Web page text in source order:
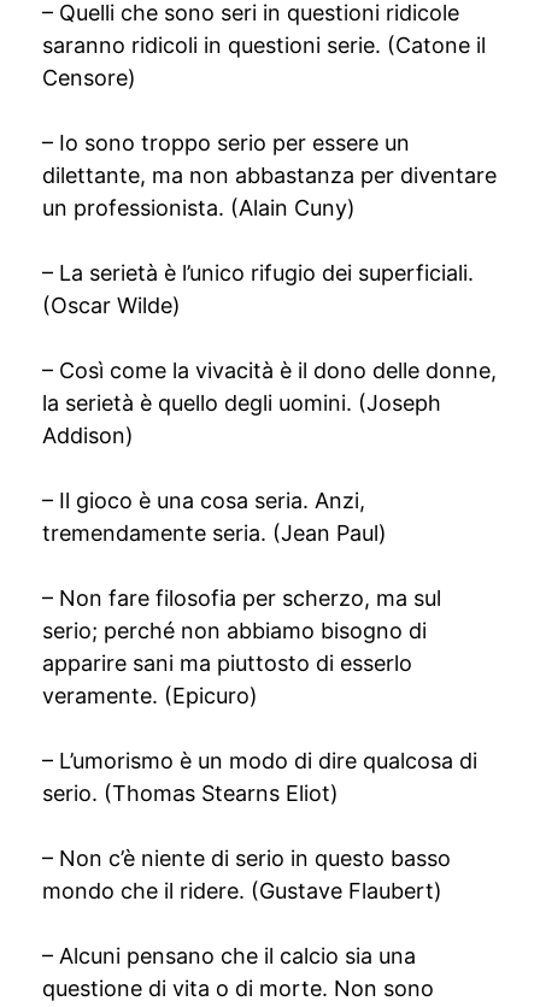
– Quelli che sono seri in questioni ridicole
saranno ridicoli in questioni serie. (Catone il
Censore)
– Io sono troppo serio per essere un
dilettante, ma non abbastanza per diventare
un professionista. (Alain Cuny)
– La serietà è l’unico rifugio dei superficiali.
(Oscar Wilde)
– Così come la vivacità è il dono delle donne,
la serietà è quello degli uomini. (Joseph
Addison)
– Il gioco è una cosa seria. Anzi,
tremendamente seria. (Jean Paul)
– Non fare filosofia per scherzo, ma sul
serio; perché non abbiamo bisogno di
apparire sani ma piuttosto di esserlo
veramente. (Epicuro)
– L’umorismo è un modo di dire qualcosa di
serio. (Thomas Stearns Eliot)
– Non c’è niente di serio in questo basso
mondo che il ridere. (Gustave Flaubert)
– Alcuni pensano che il calcio sia una
questione di vita o di morte. Non sono